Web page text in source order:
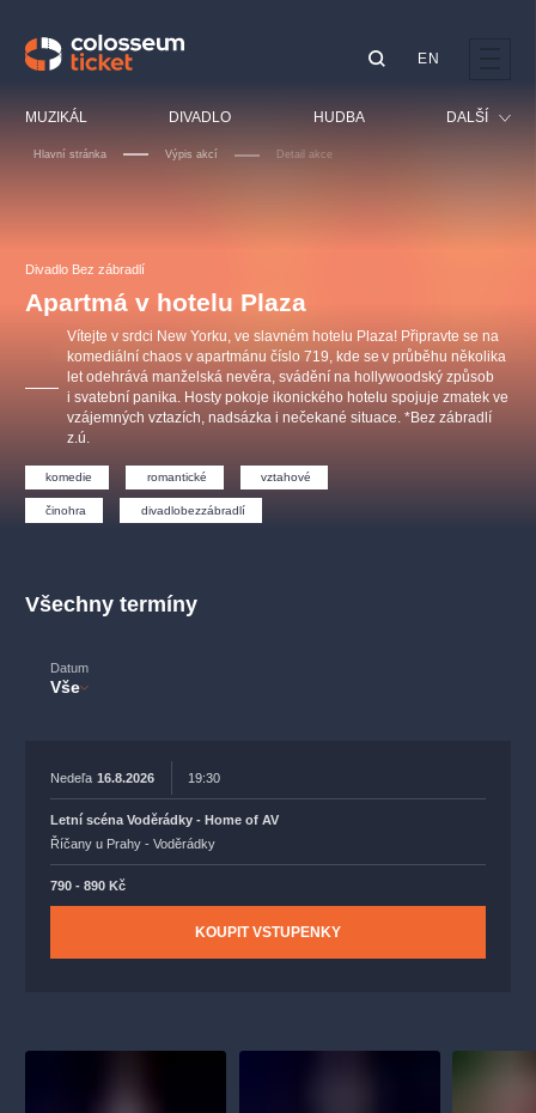
MUZIKÁL DIVADLO HUDBA DALŠÍ
Sport
Ostatní
EN
Hlavní stránka Výpis akcí Detail akce
Divadlo Bez zábradlí
Apartmá v hotelu Plaza
Vítejte v srdci New Yorku, ve slavném hotelu Plaza! Připravte se na
komediální chaos v apartmánu číslo 719, kde se v průběhu několika
let odehrává manželská nevěra, svádění na hollywoodský způsob
i svatební panika. Hosty pokoje ikonického hotelu spojuje zmatek ve
vzájemných vztazích, nadsázka i nečekané situace. *Bez zábradlí
z.ú.
komedie romantické vztahové
činohra divadlobezzábradlí
Všechny termíny
Datum
Vše
Nedeľa 16.8.2026 19:30
Letní scéna Voděrádky - Home of AV
Říčany u Prahy - Voděrádky
790 - 890 Kč
KOUPIT VSTUPENKY
OBYČEJNÁ HOLKA
Agentura 44, s.r.o.
s.r.o.
Ostatní hledají
muzikálypraha
Nejnavštěvovanější